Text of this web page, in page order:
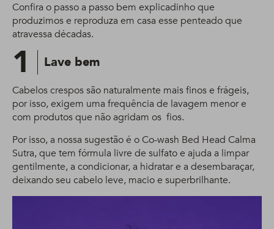
Confira o passo a passo bem explicadinho que
produzimos e reproduza em casa esse penteado que
atravessa décadas.
1 Lave bem
Cabelos crespos são naturalmente mais finos e frágeis,
por isso, exigem uma frequência de lavagem menor e
com produtos que não agridam os fios.
Por isso, a nossa sugestão é o Co-wash Bed Head Calma
Sutra, que tem fórmula livre de sulfato e ajuda a limpar
gentilmente, a condicionar, a hidratar e a desembaraçar,
deixando seu cabelo leve, macio e superbrilhante.